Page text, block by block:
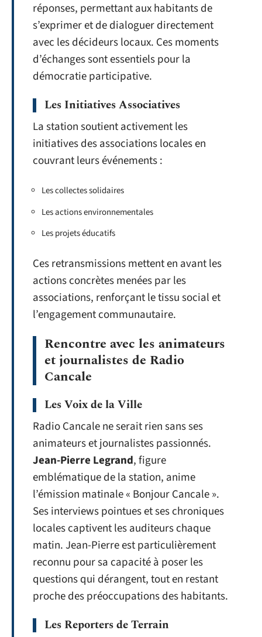
réponses, permettant aux habitants de
s’exprimer et de dialoguer directement
avec les décideurs locaux. Ces moments
d’échanges sont essentiels pour la
démocratie participative.
Les Initiatives Associatives
La station soutient activement les
initiatives des associations locales en
couvrant leurs événements :
Les collectes solidaires
Les actions environnementales
Les projets éducatifs
Ces retransmissions mettent en avant les
actions concrètes menées par les
associations, renforçant le tissu social et
l’engagement communautaire.
Rencontre avec les animateurs
et journalistes de Radio
Cancale
Les Voix de la Ville
Radio Cancale ne serait rien sans ses
animateurs et journalistes passionnés.
Jean-Pierre Legrand, figure
emblématique de la station, anime
l’émission matinale « Bonjour Cancale ».
Ses interviews pointues et ses chroniques
locales captivent les auditeurs chaque
matin. Jean-Pierre est particulièrement
reconnu pour sa capacité à poser les
questions qui dérangent, tout en restant
proche des préoccupations des habitants.
Les Reporters de Terrain